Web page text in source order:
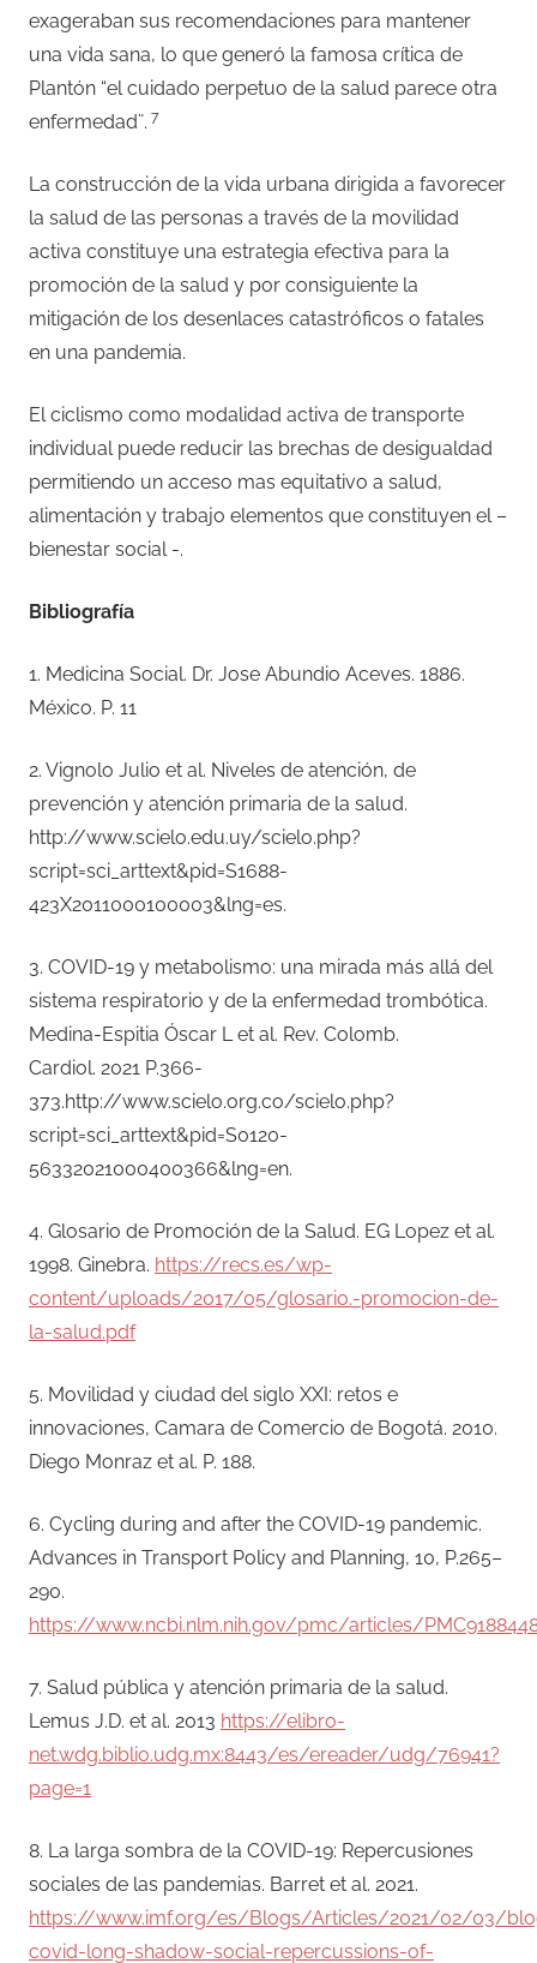
exageraban sus recomendaciones para mantener
una vida sana, lo que generó la famosa crítica de
Plantón “el cuidado perpetuo de la salud parece otra
enfermedad¨. 7
La construcción de la vida urbana dirigida a favorecer
la salud de las personas a través de la movilidad
activa constituye una estrategia efectiva para la
promoción de la salud y por consiguiente la
mitigación de los desenlaces catastróficos o fatales
en una pandemia.
El ciclismo como modalidad activa de transporte
individual puede reducir las brechas de desigualdad
permitiendo un acceso mas equitativo a salud,
alimentación y trabajo elementos que constituyen el –
bienestar social -.
Bibliografía
1. Medicina Social. Dr. Jose Abundio Aceves. 1886.
México. P. 11
2. Vignolo Julio et al. Niveles de atención, de
prevención y atención primaria de la salud.
http://www.scielo.edu.uy/scielo.php?
script=sci_arttext&pid=S1688-
423X2011000100003&lng=es.
3. COVID-19 y metabolismo: una mirada más allá del
sistema respiratorio y de la enfermedad trombótica.
Medina-Espitia Óscar L et al. Rev. Colomb.
Cardiol. 2021 P.366-
373.http://www.scielo.org.co/scielo.php?
script=sci_arttext&pid=S0120-
56332021000400366&lng=en.
4. Glosario de Promoción de la Salud. EG Lopez et al.
1998. Ginebra. https://recs.es/wp-
content/uploads/2017/05/glosario.-promocion-de-
la-salud.pdf
5. Movilidad y ciudad del siglo XXI: retos e
innovaciones, Camara de Comercio de Bogotá. 2010.
Diego Monraz et al. P. 188.
6. Cycling during and after the COVID-19 pandemic.
Advances in Transport Policy and Planning, 10, P.265–
290.
https://www.ncbi.nlm.nih.gov/pmc/articles/
7. Salud pública y atención primaria de la salud.
Lemus J.D. et al. 2013 https://elibro-
net.wdg.biblio.udg.mx:8443/es/ereader/udg/76941?
page=1
8. La larga sombra de la COVID-19: Repercusiones
sociales de las pandemias. Barret et al. 2021.
https://www.imf.org/es/Blogs/Articles/2021/02/03/
covid-long-shadow-social-repercussions-of-